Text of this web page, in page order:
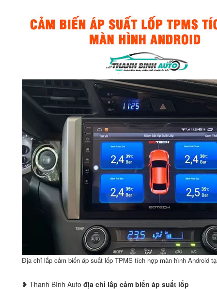
Địa chỉ lắp cảm biến áp suất lốp TPMS tích hợp màn hình Android
❥ Thanh Bình Auto địa chỉ lắp cảm biến áp suất lốp